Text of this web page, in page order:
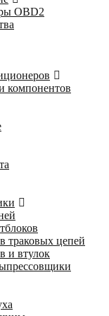
OBD2
компонентов
траковых цепей
и втулок